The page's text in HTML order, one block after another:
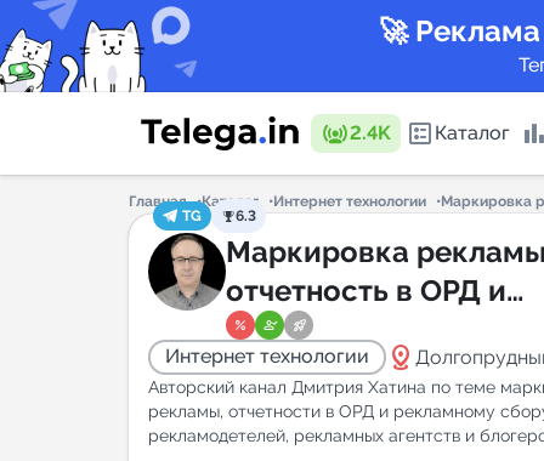
🚀
2.4K Каталог
Каталог
Горящие
Главная Каталог Интернет технологии
Маркировка
TG
6.3
Маркировка
отчетность в ОРД и
рекламный сбор |
Дмитрий Хатин
Интернет технологии distance
Авторский канал Дмитрия Хатина по теме
рекламы, отчетности в ОРД и рекламному
рекламодетелей, рекламных агентств и